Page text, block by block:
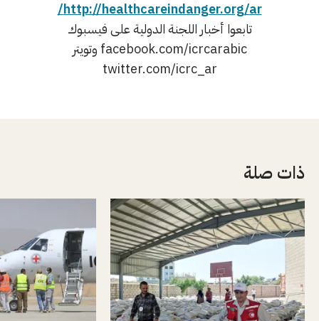
http://healthcareindanger.org/ar/
تابعوا أخبار اللجنة الدولية على فيسبوك
facebook.com/icrcarabic وتويتر
twitter.com/icrc_ar
ذات صلة